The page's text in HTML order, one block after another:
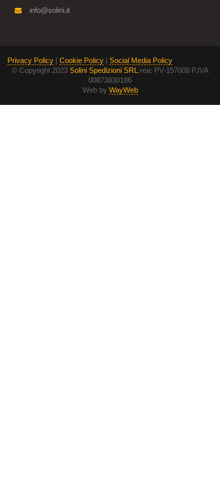
info@solini.it
Privacy Policy | Cookie Policy | Social Media Policy
© Copyright 2023 Solini Spedizioni SRL.rea: PV-157008 P.IVA
00873830186
Web by WayWeb